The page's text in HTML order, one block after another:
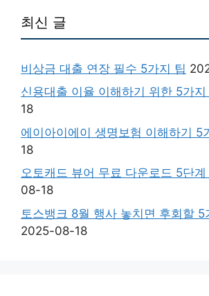
최신 글
비상금 대출 연장 필수 5가지 팁
신용대출 이율 이해하기 위한 5가지
18
에이아이에이 생명보험 이해하기 5
18
오토캐드 뷰어 무료 다운로드 5단계
08-18
토스뱅크 8월 행사 놓치면 후회할 5
2025-08-18